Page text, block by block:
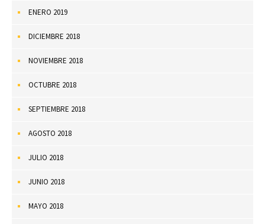
ENERO 2019
DICIEMBRE 2018
NOVIEMBRE 2018
OCTUBRE 2018
SEPTIEMBRE 2018
AGOSTO 2018
JULIO 2018
JUNIO 2018
MAYO 2018